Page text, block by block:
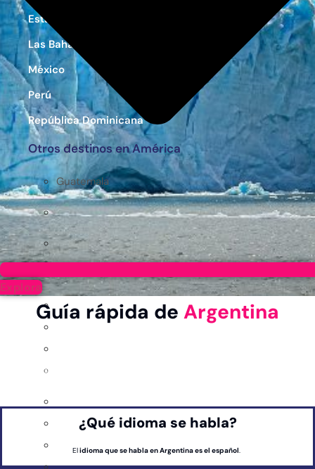
Estados Unidos
Las Bahamas
México
Perú
República Dominicana
Otros destinos en América
Guatemala
Explora
Guía rápida de Argentina
Un país diverso con paisajes impresionantes, desde las montañas de los Andes hasta las vastas
¿Qué idioma se habla?
Elidioma que se habla en Argentina es el español.